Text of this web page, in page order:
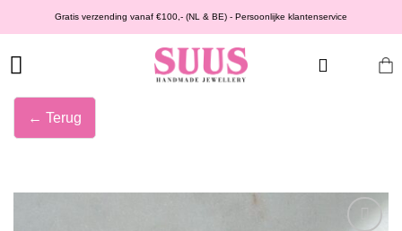
naar
inhoud
Gratis verzending vanaf €100,- (NL & BE) - Persoonlijke klantenservice
← Terug